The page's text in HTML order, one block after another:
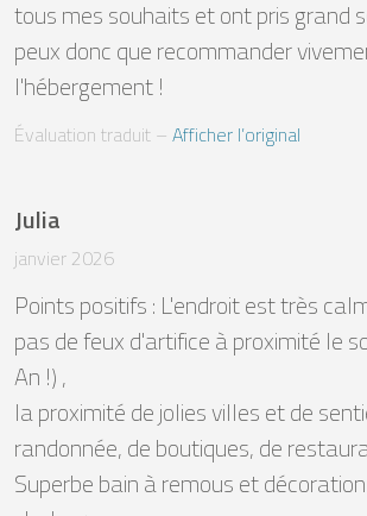
tous mes souhaits et ont pris grand
peux donc que recommander
l'hébergement !
Évaluation traduit – Afficher l’original
Julia
janvier 2026
Points positifs : L'endroit est très
pas de feux d'artifice à proximité le
An !) ,
la proximité de jolies villes et de
randonnée, de boutiques, de
Superbe bain à remous et